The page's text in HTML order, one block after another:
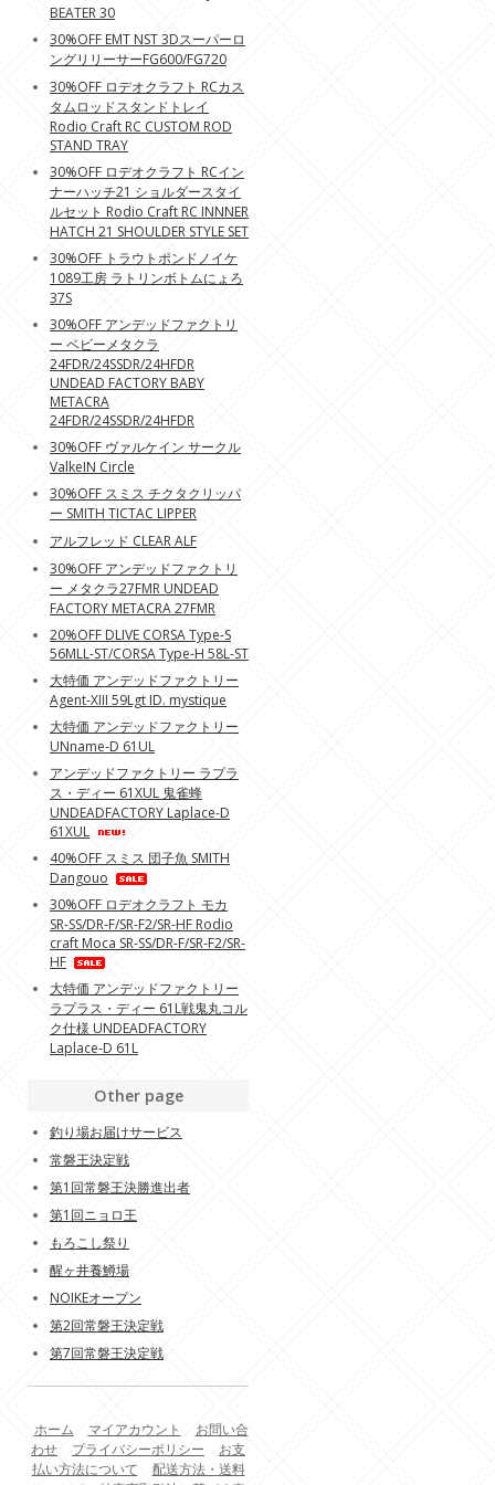
BEATER 30
30%OFF EMT NST 3Dスーパーロ
ングリリーサーFG600/FG720
30%OFF ロデオクラフト RCカス
タムロッドスタンドトレイ
Rodio Craft RC CUSTOM ROD
STAND TRAY
30%OFF ロデオクラフト RCイン
ナーハッチ21 ショルダースタイ
ルセット Rodio Craft RC INNNER
HATCH 21 SHOULDER STYLE SET
30%OFF トラウトポンドノイケ
1089工房 ラトリンボトムにょろ
37S
30%OFF アンデッドファクトリ
ー ベビーメタクラ
24FDR/24SSDR/24HFDR
UNDEAD FACTORY BABY
METACRA
24FDR/24SSDR/24HFDR
30%OFF ヴァルケイン サークル
ValkeIN Circle
30%OFF スミス チクタクリッパ
ー SMITH TICTAC LIPPER
アルフレッド CLEAR ALF
30%OFF アンデッドファクトリ
ー メタクラ27FMR UNDEAD
FACTORY METACRA 27FMR
20%OFF DLIVE CORSA Type-S
56MLL-ST/CORSA Type-H 58L-ST
大特価 アンデッドファクトリー
Agent-XIII 59Lgt ID. mystique
大特価 アンデッドファクトリー
UNname-D 61UL
アンデッドファクトリー ラプラ
ス・ディー 61XUL 鬼雀蜂
UNDEADFACTORY Laplace-D
61XUL
40%OFF スミス 団子魚 SMITH
Dangouo
30%OFF ロデオクラフト モカ
SR-SS/DR-F/SR-F2/SR-HF Rodio
craft Moca SR-SS/DR-F/SR-F2/SR-
HF
大特価 アンデッドファクトリー
ラプラス・ディー 61L戦鬼丸コル
ク仕様 UNDEADFACTORY
Laplace-D 61L
Other page
釣り場お届けサービス
常磐王決定戦
第1回常磐王決勝進出者
第1回ニョロ王
もろこし祭り
醒ヶ井養鱒場
NOIKEオープン
第2回常磐王決定戦
第7回常磐王決定戦
ホーム マイアカウント
お問い合
わせ
プライバシーポリシー
お支
払い方法について
配送方法・送料